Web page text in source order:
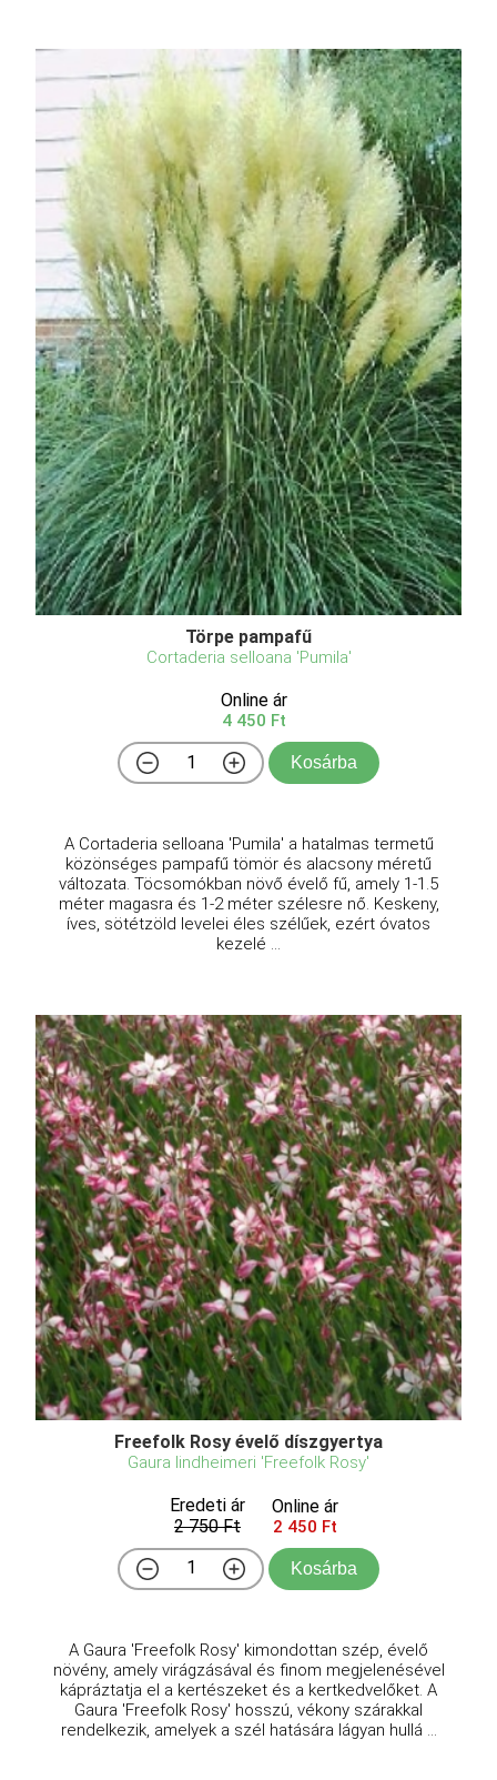
Törpe pampafű
Cortaderia selloana 'Pumila'
Online ár
4 450 Ft
Kosárba
A Cortaderia selloana 'Pumila' a hatalmas termetű
közönséges pampafű tömör és alacsony méretű
változata. Töcsomókban növő évelő fű, amely 1-1.5
méter magasra és 1-2 méter szélesre nő. Keskeny,
íves, sötétzöld levelei éles szélűek, ezért óvatos
kezelé ...
Freefolk Rosy évelő díszgyertya
Gaura lindheimeri 'Freefolk Rosy'
Eredeti ár
2 750 Ft
Online ár
2 450 Ft
Kosárba
A Gaura 'Freefolk Rosy' kimondottan szép, évelő
növény, amely virágzásával és finom megjelenésével
kápráztatja el a kertészeket és a kertkedvelőket. A
Gaura 'Freefolk Rosy' hosszú, vékony szárakkal
rendelkezik, amelyek a szél hatására lágyan hullá ...